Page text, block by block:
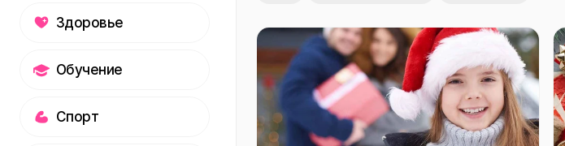
Здоровье
Обучение
Спорт